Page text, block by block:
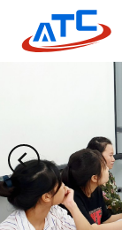
content